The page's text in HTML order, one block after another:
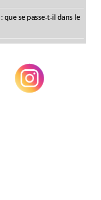
que se passe-t-il dans le